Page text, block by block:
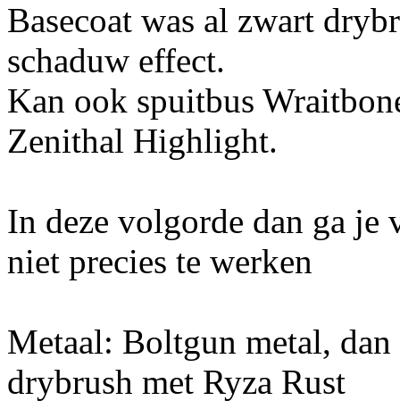
Basecoat was al zwart
schaduw effect.
Kan ook spuitbus
Zenithal Highlight.
In deze volgorde dan ga je
niet precies te werken
Metaal: Boltgun metal, dan
drybrush met Ryza Rust